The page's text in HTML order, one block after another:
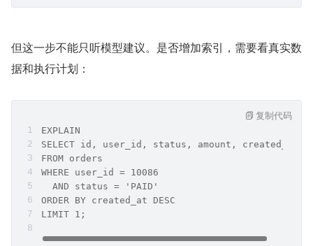
但这一步不能只听模型建议。是否增加索引，需要看真实数
据和执行计划：
EXPLAIN
SELECT id, user_id, status, amount, created_at
FROM orders
WHERE user_id = 10086
  AND status = 'PAID'
ORDER BY created_at DESC
LIMIT 1;
复制代码